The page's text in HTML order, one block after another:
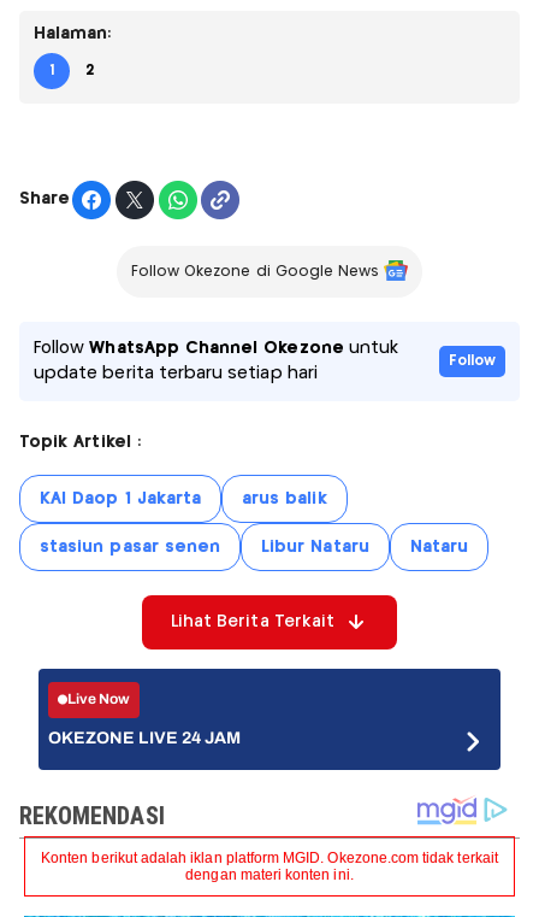
Halaman:
1 2
Share
Follow Okezone di Google News
FollowWhatsApp Channel Okezone untuk
update berita terbaru setiap hari
Follow
Topik Artikel :
KAI Daop 1 Jakarta arus balik
stasiun pasar senen Libur Nataru Nataru
Lihat Berita Terkait
Live Now
OKEZONE LIVE 24 JAM